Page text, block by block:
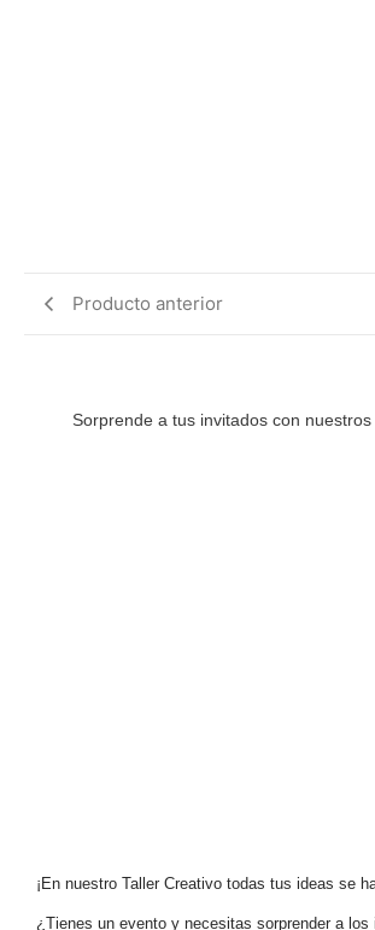
Producto anterior
Sorprende a tus invitados con
¡En nuestro Taller Creativo todas tus ideas se
¿Tienes un evento y necesitas sorprender a